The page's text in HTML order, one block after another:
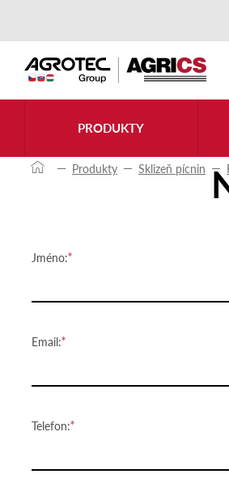
PRODUKTY
Produkty Sklizeň pícnin
Kontaktujte nás
Jméno:
Email:
Telefon: